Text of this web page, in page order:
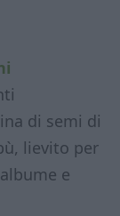
di semi di
lievito per
e